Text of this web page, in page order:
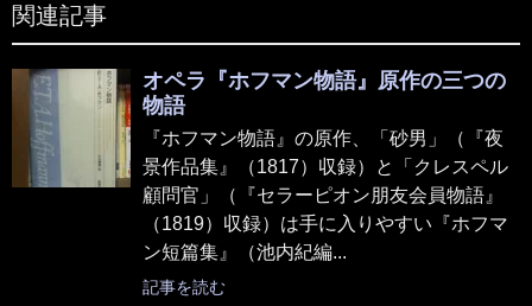
関連記事
オペラ『ホフマン物語』原作の三つの
物語
『ホフマン物語』の原作、「砂男」（『夜
景作品集』（1817）収録）と「クレスペル
顧問官」（『セラーピオン朋友会員物語』
（1819）収録）は手に入りやすい『ホフマ
ン短篇集』（池内紀編...
記事を読む